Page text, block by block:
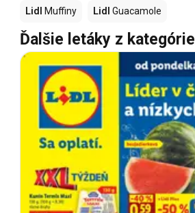
Lidl Muffiny Lidl Guacamole
Ďalšie letáky z kategórie